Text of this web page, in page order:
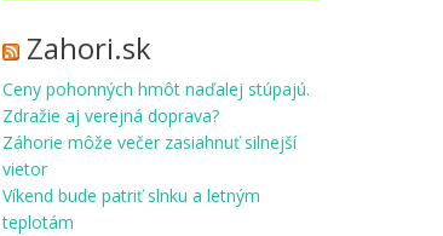
Zahori.sk
Ceny pohonných hmôt naďalej stúpajú.
Zdražie aj verejná doprava?
Záhorie môže večer zasiahnuť silnejší
vietor
Víkend bude patriť slnku a letným
teplotám